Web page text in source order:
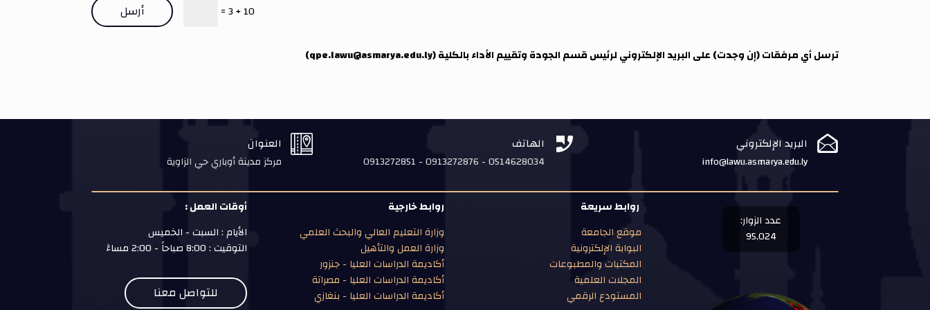
أرسل 10 + 3
=
ترسل أي مرفقات (إن وجدت) على البريد الإلكتروني لرئيس قسم الجودة وتقييم الأداء بالكلية (qpe.lawu@asmarya.edu.ly
)
 البريد الإلكتروني
info@lawu.asmarya.edu.ly
 الهاتف
0913272851 - 0913272876 - 0514628034
 العنوان
مركز مدينة أوباري حي الزاوية
عدد الزوار:
95,024
روابط سريعة
موقع الجامعة
البوابة الإلكترونية
المكتبات والمطبوعات
المجلات العلمية
المستودع الرقمي
روابط خارجية
وزارة التعليم العالي والبحث العلمي
وزارة العمل والتأهيل
أكاديمة الدراسات العليا - جنزور
أكاديمة الدراسات العليا - مصراتة
أكاديمة الدراسات العليا - بنغازي
أوقات العمل :
الأيام : السبت - الخميس
التوقيت : 8:00 صباحاً - 2:00 مساءً
للتواصل معنا